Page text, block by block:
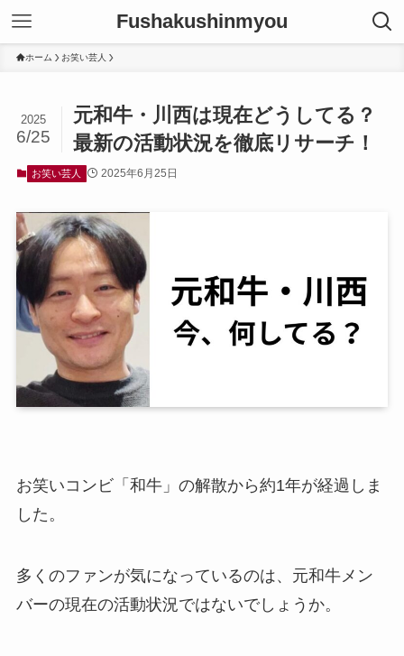
Fushakushinmyou
ホーム お笑い芸人
元和牛・川西は現在どうしてる？
最新の活動状況を徹底リサーチ！
2025
6/25
お笑い芸人 2025年6月25日
お笑いコンビ「和牛」の解散から約1年が経過しま
した。
多くのファンが気になっているのは、元和牛メン
バーの現在の活動状況ではないでしょうか。